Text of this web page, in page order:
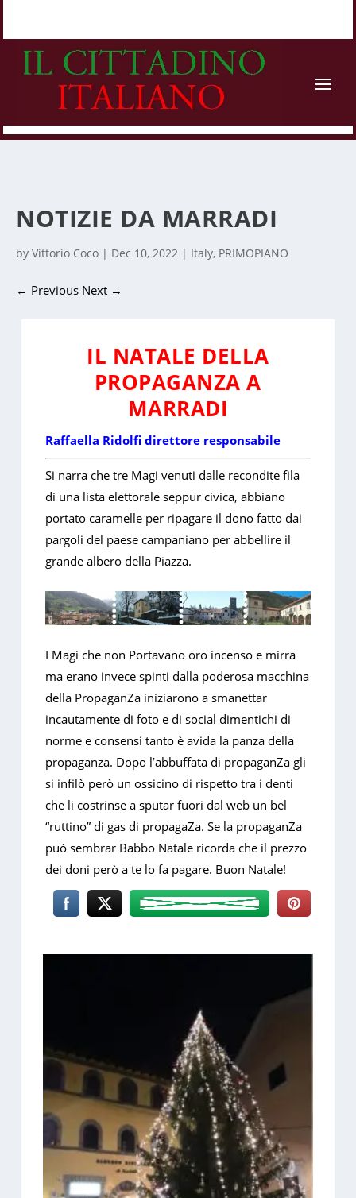
NOTIZIE DA MARRADI
byVittorio Coco | Dec 10, 2022 | Italy, PRIMOPIANO
← Previous Next →
IL NATALE DELLA
PROPAGANZA A
MARRADI
Raffaella Ridolfi direttore responsabile
Si narra che tre Magi venuti dalle recondite fila
di una lista elettorale seppur civica, abbiano
portato caramelle per ripagare il dono fatto dai
pargoli del paese campaniano per abbellire il
grande albero della Piazza.
I Magi che non Portavano oro incenso e mirra
ma erano invece spinti dalla poderosa macchina
della PropaganZa iniziarono a smanettar
incautamente di foto e di social dimentichi di
norme e consensi tanto è avida la panza della
propaganza. Dopo l’abbuffata di propaganZa gli
si infilò però un ossicino di rispetto tra i denti
che li costrinse a sputar fuori dal web un bel
“ruttino” di gas di propagaZa. Se la propaganZa
può sembrar Babbo Natale ricorda che il prezzo
dei doni però a te lo fa pagare. Buon Natale!